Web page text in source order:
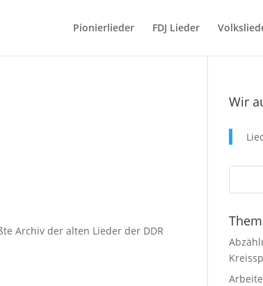
Pionierlieder FDJ Lieder
Archiv der alten Lieder der DDR
Wir